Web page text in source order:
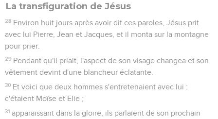
La transfiguration de Jésus
28 Environ huit jours après avoir dit ces paroles, Jésus prit
avec lui Pierre, Jean et Jacques, et il monta sur la montagne
pour prier.
29 Pendant qu'il priait, l'aspect de son visage changea et son
vêtement devint d'une blancheur éclatante.
30 Et voici que deux hommes s'entretenaient avec lui :
c'étaient Moïse et Elie ;
31 apparaissant dans la gloire, ils parlaient de son prochain